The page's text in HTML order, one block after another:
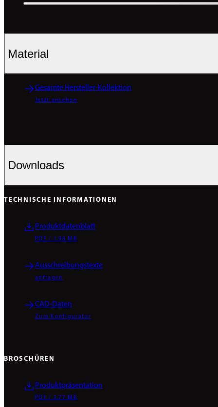
Material
Gesamte Hersteller-Kollektion
Jetzt ansehen
Downloads
TECHNISCHE INFORMATIONEN
Produktdatenblatt
PDF / 1.98 MB
Ausschreibungstexte
anfragen
CAD-Daten
Zum Konfigurator
BROSCHÜREN
Produktpräsentation
PDF / 3.77 MB